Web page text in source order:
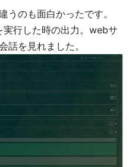
うのも面白かったです。
実行した時の出力。webサ
話を見れました。